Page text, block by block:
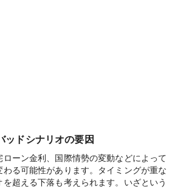
ッドシナリオの要因
ーン金利、国際情勢の変動などによって
る可能性があります。タイミングが重な
超える下落も考えられます。いざという